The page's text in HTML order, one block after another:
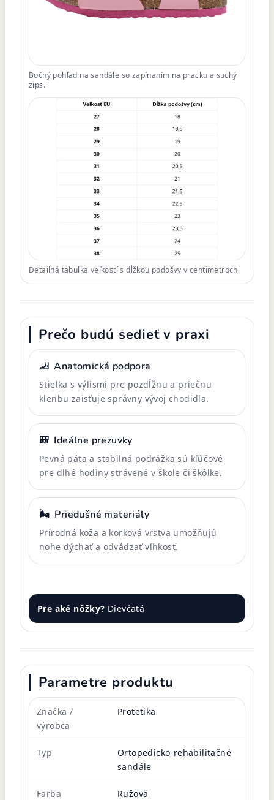
Bočný pohľad na sandále so zapínaním na pracku a suchý
zips.
Detailná tabuľka veľkostí s dĺžkou podošvy v centimetroch.
Prečo budú sedieť v praxi
🦶 Anatomická podpora
Stielka s výlismi pre pozdĺžnu a priečnu
klenbu zaisťuje správny vývoj chodidla.
🎒 Ideálne prezuvky
Pevná päta a stabilná podrážka sú kľúčové
pre dlhé hodiny strávené v škole či škôlke.
🌬️ Priedušné materiály
Prírodná koža a korková vrstva umožňujú
nohe dýchať a odvádzať vlhkosť.
Pre aké nôžky? Dievčatá
Parametre produktu
Značka /
výrobca
Protetika
Typ
Ortopedicko-rehabilitačné
sandále
Farba Ružová